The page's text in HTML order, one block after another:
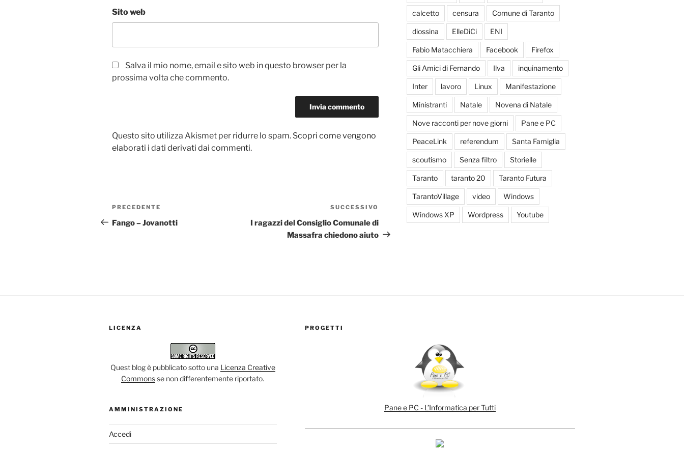
Sito web
Salva il mio nome, email e sito web in questo browser per la
prossima volta che commento.
Questo sito utilizza Akismet per ridurre lo spam. Scopri come vengono
elaborati i dati derivati dai commenti.
Navigazione
articoli
Articolo
precedente:
PRECEDENTE
Fango – Jovanotti
Articolo
successivo
SUCCESSIVO
I ragazzi del Consiglio Comunale di
Massafra chiedono aiuto
calcetto censura Comune di Taranto
diossina ElleDiCi ENI
Fabio Matacchiera Facebook Firefox
Gli Amici di Fernando Ilva inquinamento
Inter lavoro Linux Manifestazione
Ministranti Natale Novena di Natale
Nove racconti per nove giorni Pane e PC
PeaceLink referendum Santa Famiglia
scoutismo Senza filtro Storielle
Taranto taranto 20 Taranto Futura
TarantoVillage video Windows
Windows XP Wordpress Youtube
LICENZA
Quest blog è pubblicato sotto una Licenza Creative
Commonsse non differentemente riportato.
AMMINISTRAZIONE
Accedi
PROGETTI
Pane e PC - L’Informatica per Tutti